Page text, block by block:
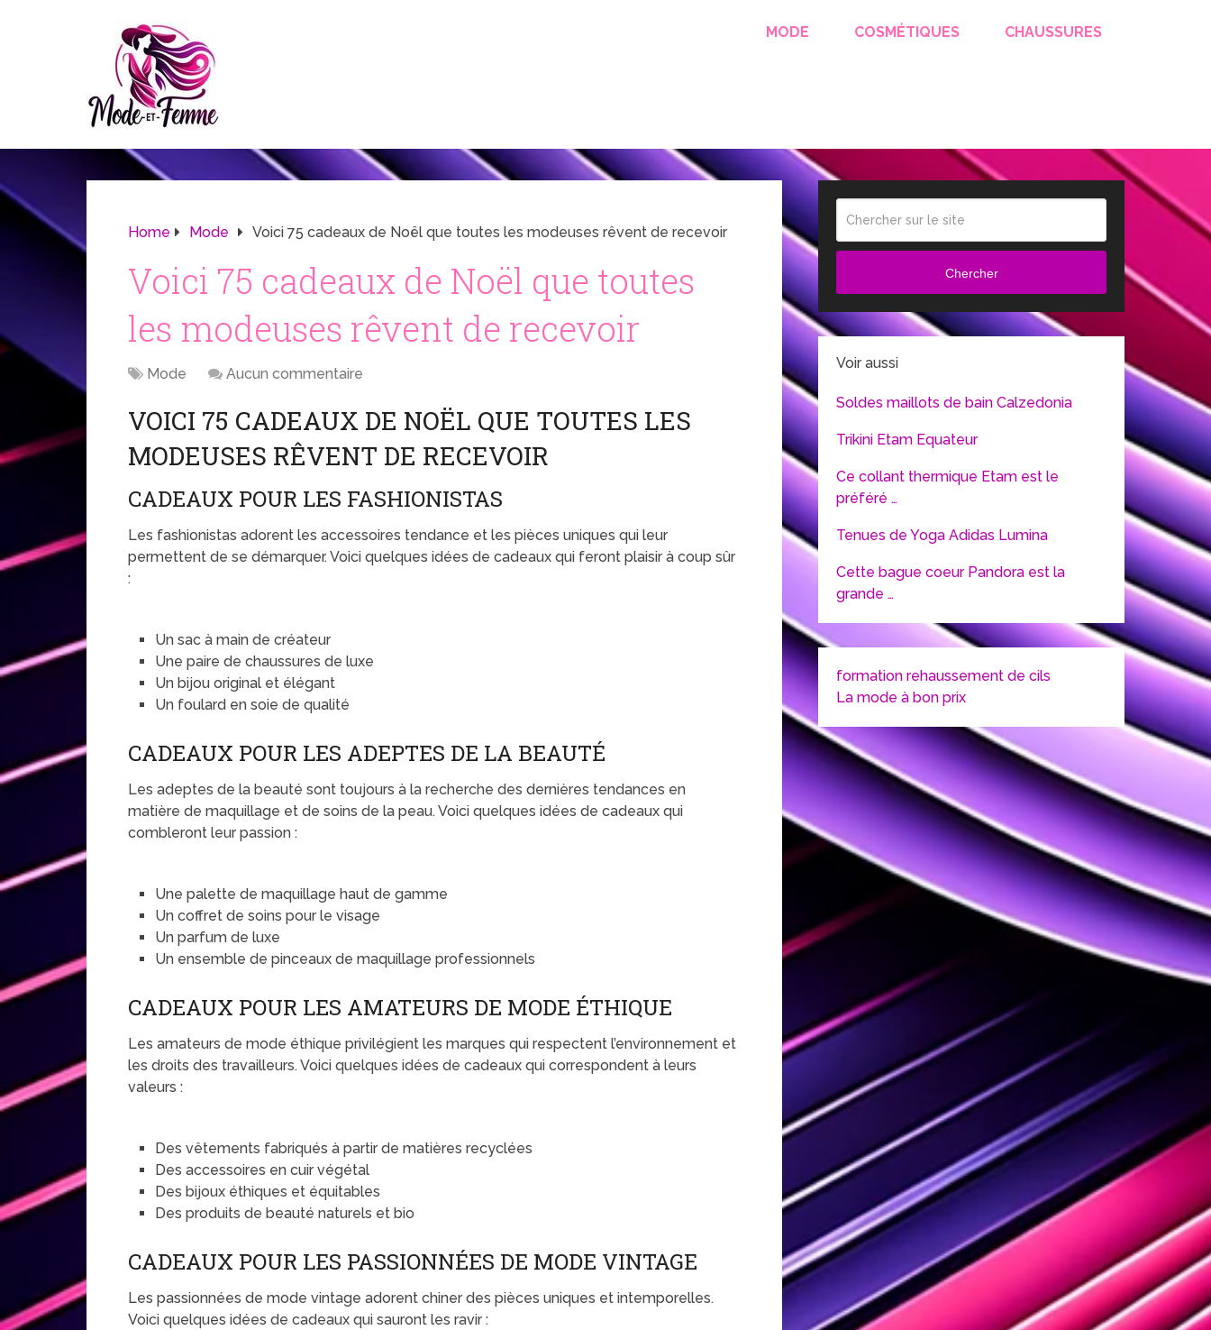
MODE COSMÉTIQUES CHAUSSURES
Home Mode Voici 75 cadeaux de Noël que toutes les modeuses rêvent de recevoir
Voici 75 cadeaux de Noël que toutes
les modeuses rêvent de recevoir
Mode Aucun commentaire
VOICI 75 CADEAUX DE NOËL QUE TOUTES LES
MODEUSES RÊVENT DE RECEVOIR
CADEAUX POUR LES FASHIONISTAS
Les fashionistas adorent les accessoires tendance et les pièces uniques qui leur
permettent de se démarquer. Voici quelques idées de cadeaux qui feront plaisir à coup sûr
:
Un sac à main de créateur
Une paire de chaussures de luxe
Un bijou original et élégant
Un foulard en soie de qualité
CADEAUX POUR LES ADEPTES DE LA BEAUTÉ
Les adeptes de la beauté sont toujours à la recherche des dernières tendances en
matière de maquillage et de soins de la peau. Voici quelques idées de cadeaux qui
combleront leur passion :
Une palette de maquillage haut de gamme
Un coffret de soins pour le visage
Un parfum de luxe
Un ensemble de pinceaux de maquillage professionnels
CADEAUX POUR LES AMATEURS DE MODE ÉTHIQUE
Les amateurs de mode éthique privilégient les marques qui respectent l’environnement et
les droits des travailleurs. Voici quelques idées de cadeaux qui correspondent à leurs
valeurs :
Des vêtements fabriqués à partir de matières recyclées
Des accessoires en cuir végétal
Des bijoux éthiques et équitables
Des produits de beauté naturels et bio
CADEAUX POUR LES PASSIONNÉES DE MODE VINTAGE
Les passionnées de mode vintage adorent chiner des pièces uniques et intemporelles.
Voici quelques idées de cadeaux qui sauront les ravir :
Chercher
Voir aussi
Soldes maillots de bain Calzedonia
Trikini Etam Equateur
Ce collant thermique Etam est le
préféré …
Tenues de Yoga Adidas Lumina
Cette bague coeur Pandora est la
grande …
formation rehaussement de cils
La mode à bon prix